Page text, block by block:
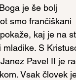
je še bolj
smo frančiškani
kaj je na
S
Pavel II je
Vsak človek